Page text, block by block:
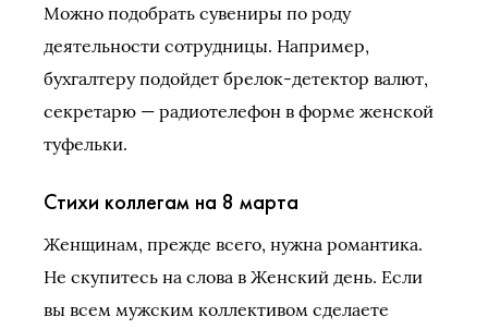
Можно подобрать сувениры по роду
деятельности сотрудницы. Например,
бухгалтеру подойдет брелок-детектор валют,
секретарю — радиотелефон в форме женской
туфельки.
Стихи коллегам на 8 марта
Женщинам, прежде всего, нужна романтика.
Не скупитесь на слова в Женский день. Если
вы всем мужским коллективом сделаете